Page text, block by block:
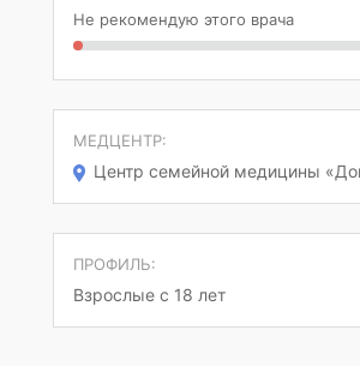
Не рекомендую этого врача
МЕДЦЕНТР:
Центр семейной медицины
ПРОФИЛЬ:
Взрослые с 18 лет